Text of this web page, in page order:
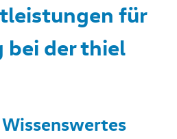
für
bei der thiel